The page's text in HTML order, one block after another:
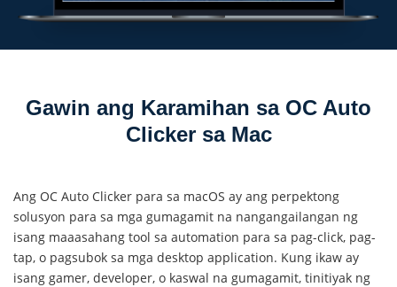
Gawin ang Karamihan sa OC Auto
Clicker sa Mac
Ang OC Auto Clicker para sa macOS ay ang perpektong
solusyon para sa mga gumagamit na nangangailangan ng
isang maaasahang tool sa automation para sa pag-click, pag-
tap, o pagsubok sa mga desktop application. Kung ikaw ay
isang gamer, developer, o kaswal na gumagamit, tinitiyak ng